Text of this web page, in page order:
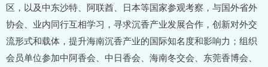
区，以及中东沙特、阿联酋、日本等国家参观考察，与国外省外
协会、业内同行互相学习，寻求沉香产业发展合作，创新对外交
流形式和载体，提升海南沉香产业的国际知名度和影响力；组织
会员单位参加中阿香会、中日香会、海南冬交会、东莞香博会、